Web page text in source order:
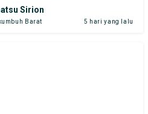
Sirion
Barat 5 hari yang lalu